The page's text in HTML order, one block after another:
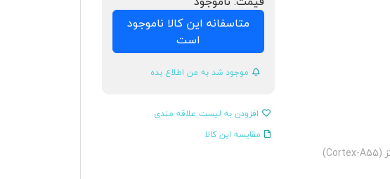
متاسفانه این کالا ناموجود
است
موجود شد به من اطلاع بده
افزودن به لیست علاقه مندی
مقایسه این کالا